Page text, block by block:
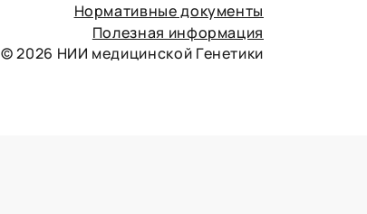
Нормативные документы
Полезная информация
© 2026 НИИ медицинской Генетики